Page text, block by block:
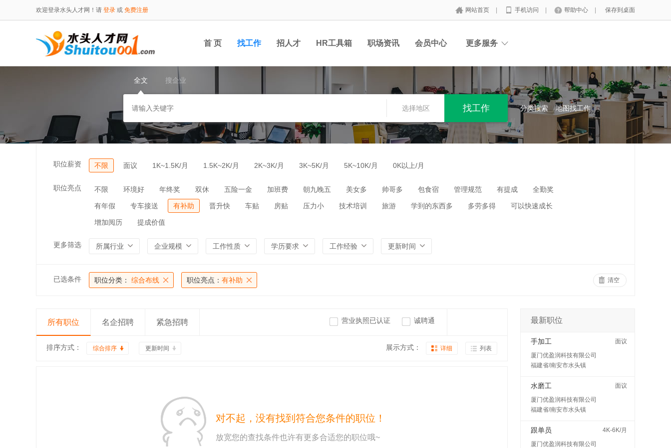
欢迎登录水头人才网！请 登录 或 免费注册 网站首页 手机访问 帮助中心 保存到桌面
首 页 找工作 招人才 HR工具箱 职场资讯 会员中心 更多服务
全文 搜企业
选择地区 分类搜索 地图找工作
职位薪资 不限 面议 1K~1.5K/月 1.5K~2K/月 2K~3K/月 3K~5K/月 5K~10K/月 0K以上/月
职位亮点 不限 环境好 年终奖 双休 五险一金 加班费 朝九晚五 美女多 帅哥多 包食宿 管理规范 有提成 全勤奖
有年假 专车接送 有补助 晋升快 车贴 房贴 压力小 技术培训 旅游 学到的东西多 多劳多得 可以快速成长
增加阅历 提成价值
更多筛选 所属行业 企业规模 工作性质 学历要求 工作经验 更新时间
已选条件 职位分类： 综合布线 职位亮点： 有补助 清空
所有职位 名企招聘 紧急招聘 营业执照已认证 诚聘通
排序方式： 综合排序 更新时间 展示方式： 详细 列表
对不起，没有找到符合您条件的职位！
放宽您的查找条件也许有更多合适您的职位哦~
最新职位
手加工
面议
厦门优盈润科技有限公司
福建省/南安市水头镇
水磨工
面议
厦门优盈润科技有限公司
福建省/南安市水头镇
跟单员
4K-6K/月
厦门优盈润科技有限公司